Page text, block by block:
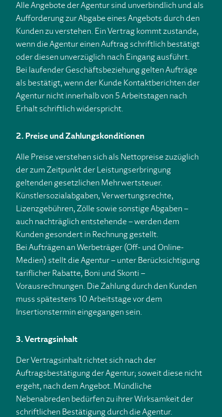
Alle Angebote der Agentur sind unverbindlich und als
Aufforderung zur Abgabe eines Angebots durch den
Kunden zu verstehen. Ein Vertrag kommt zustande,
wenn die Agentur einen Auftrag schriftlich bestätigt
oder diesen unverzüglich nach Eingang ausführt.
Bei laufender Geschäftsbeziehung gelten Aufträge
als bestätigt, wenn der Kunde Kontaktberichten der
Agentur nicht innerhalb von 5 Arbeitstagen nach
Erhalt schriftlich widerspricht.
2. Preise und Zahlungskonditionen
Alle Preise verstehen sich als Nettopreise zuzüglich
der zum Zeitpunkt der Leistungserbringung
geltenden gesetzlichen Mehrwertsteuer.
Künstlersozialabgaben, Verwertungsrechte,
Lizenzgebühren, Zölle sowie sonstige Abgaben –
auch nachträglich entstehende – werden dem
Kunden gesondert in Rechnung gestellt.
Bei Aufträgen an Werbeträger (Off- und Online-
Medien) stellt die Agentur – unter Berücksichtigung
tariflicher Rabatte, Boni und Skonti –
Vorausrechnungen. Die Zahlung durch den Kunden
muss spätestens 10 Arbeitstage vor dem
Insertionstermin eingegangen sein.
3. Vertragsinhalt
Der Vertragsinhalt richtet sich nach der
Auftragsbestätigung der Agentur; soweit diese nicht
ergeht, nach dem Angebot. Mündliche
Nebenabreden bedürfen zu ihrer Wirksamkeit der
schriftlichen Bestätigung durch die Agentur.